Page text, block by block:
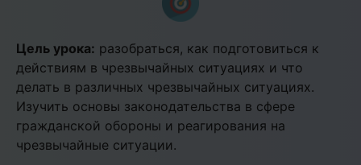
Цель урока: разобраться, как подготовиться к
действиям в чрезвычайных ситуациях и что
делать в различных чрезвычайных ситуациях.
Изучить основы законодательства в сфере
гражданской обороны и реагирования на
чрезвычайные ситуации.